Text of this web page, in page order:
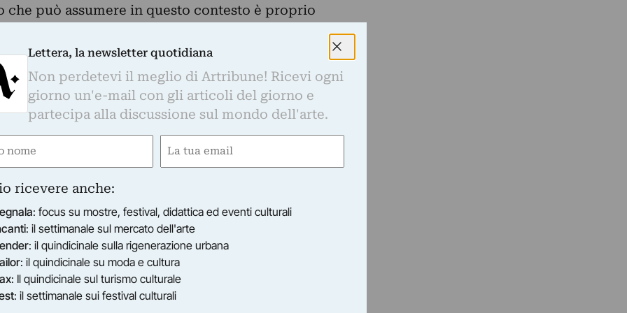
che può assumere in questo contesto è proprio
diverse su contenuti di pace, solidarietà e
universali di libertà può garantire il rispetto
per lo sviluppo di rapporti civili, sociali e
umanità.
è deciso di iniziare questo percorso con un
che ci racconta il dramma
spaziando dal video, alla fotografia e
e artista del Padiglione Iraq - che dopo
la sua presenza alla Biennale d’arte di
per l’occasione una selezione di cinque opere
frutto di una ricerca artistica sperimentale
sia dentro che fuori del suo paese. Pur
anni, Alì non dimentica le sue
su quello che accade in Iraq, ma
Lettera, la newsletter quotidiana
Non perdetevi il meglio di Artribune! Ricevi ogni
giorno un'e-mail con gli articoli del giorno e
partecipa alla discussione sul mondo dell'arte.
Email
ricevere anche:
: focus su mostre, festival, didattica ed eventi culturali
: il settimanale sul mercato dell'arte
: il quindicinale sulla rigenerazione urbana
: il quindicinale su moda e cultura
: Il quindicinale sul turismo culturale
: il settimanale sui festival culturali